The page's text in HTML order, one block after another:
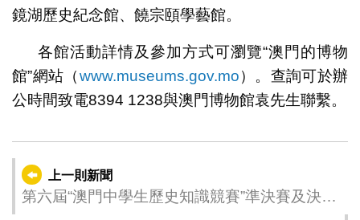
鏡湖歷史紀念館、饒宗頤學藝館。
各館活動詳情及參加方式可瀏覽“澳門的博物
館”網站（www.museums.gov.mo）。查詢可於辦
公時間致電8394 1238與澳門博物館袁先生聯繫。
上一則新聞
第六屆“澳門中學生歷史知識競賽”準決賽及決賽